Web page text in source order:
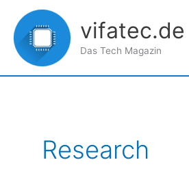
Inhalt
springen
vifatec.de
Das Tech Magazin
Research